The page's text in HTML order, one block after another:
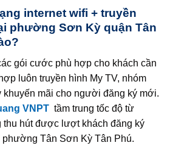
internet wifi + truyền
phường Sơn Kỳ quận Tân
gói cước phù hợp cho khách cần
luôn truyền hình My TV, nhóm
mãi cho người đăng ký mới.
VNPT tầm trung tốc độ từ
thu hút được lượt khách đăng ký
phường Tân Sơn Kỳ Tân Phú.